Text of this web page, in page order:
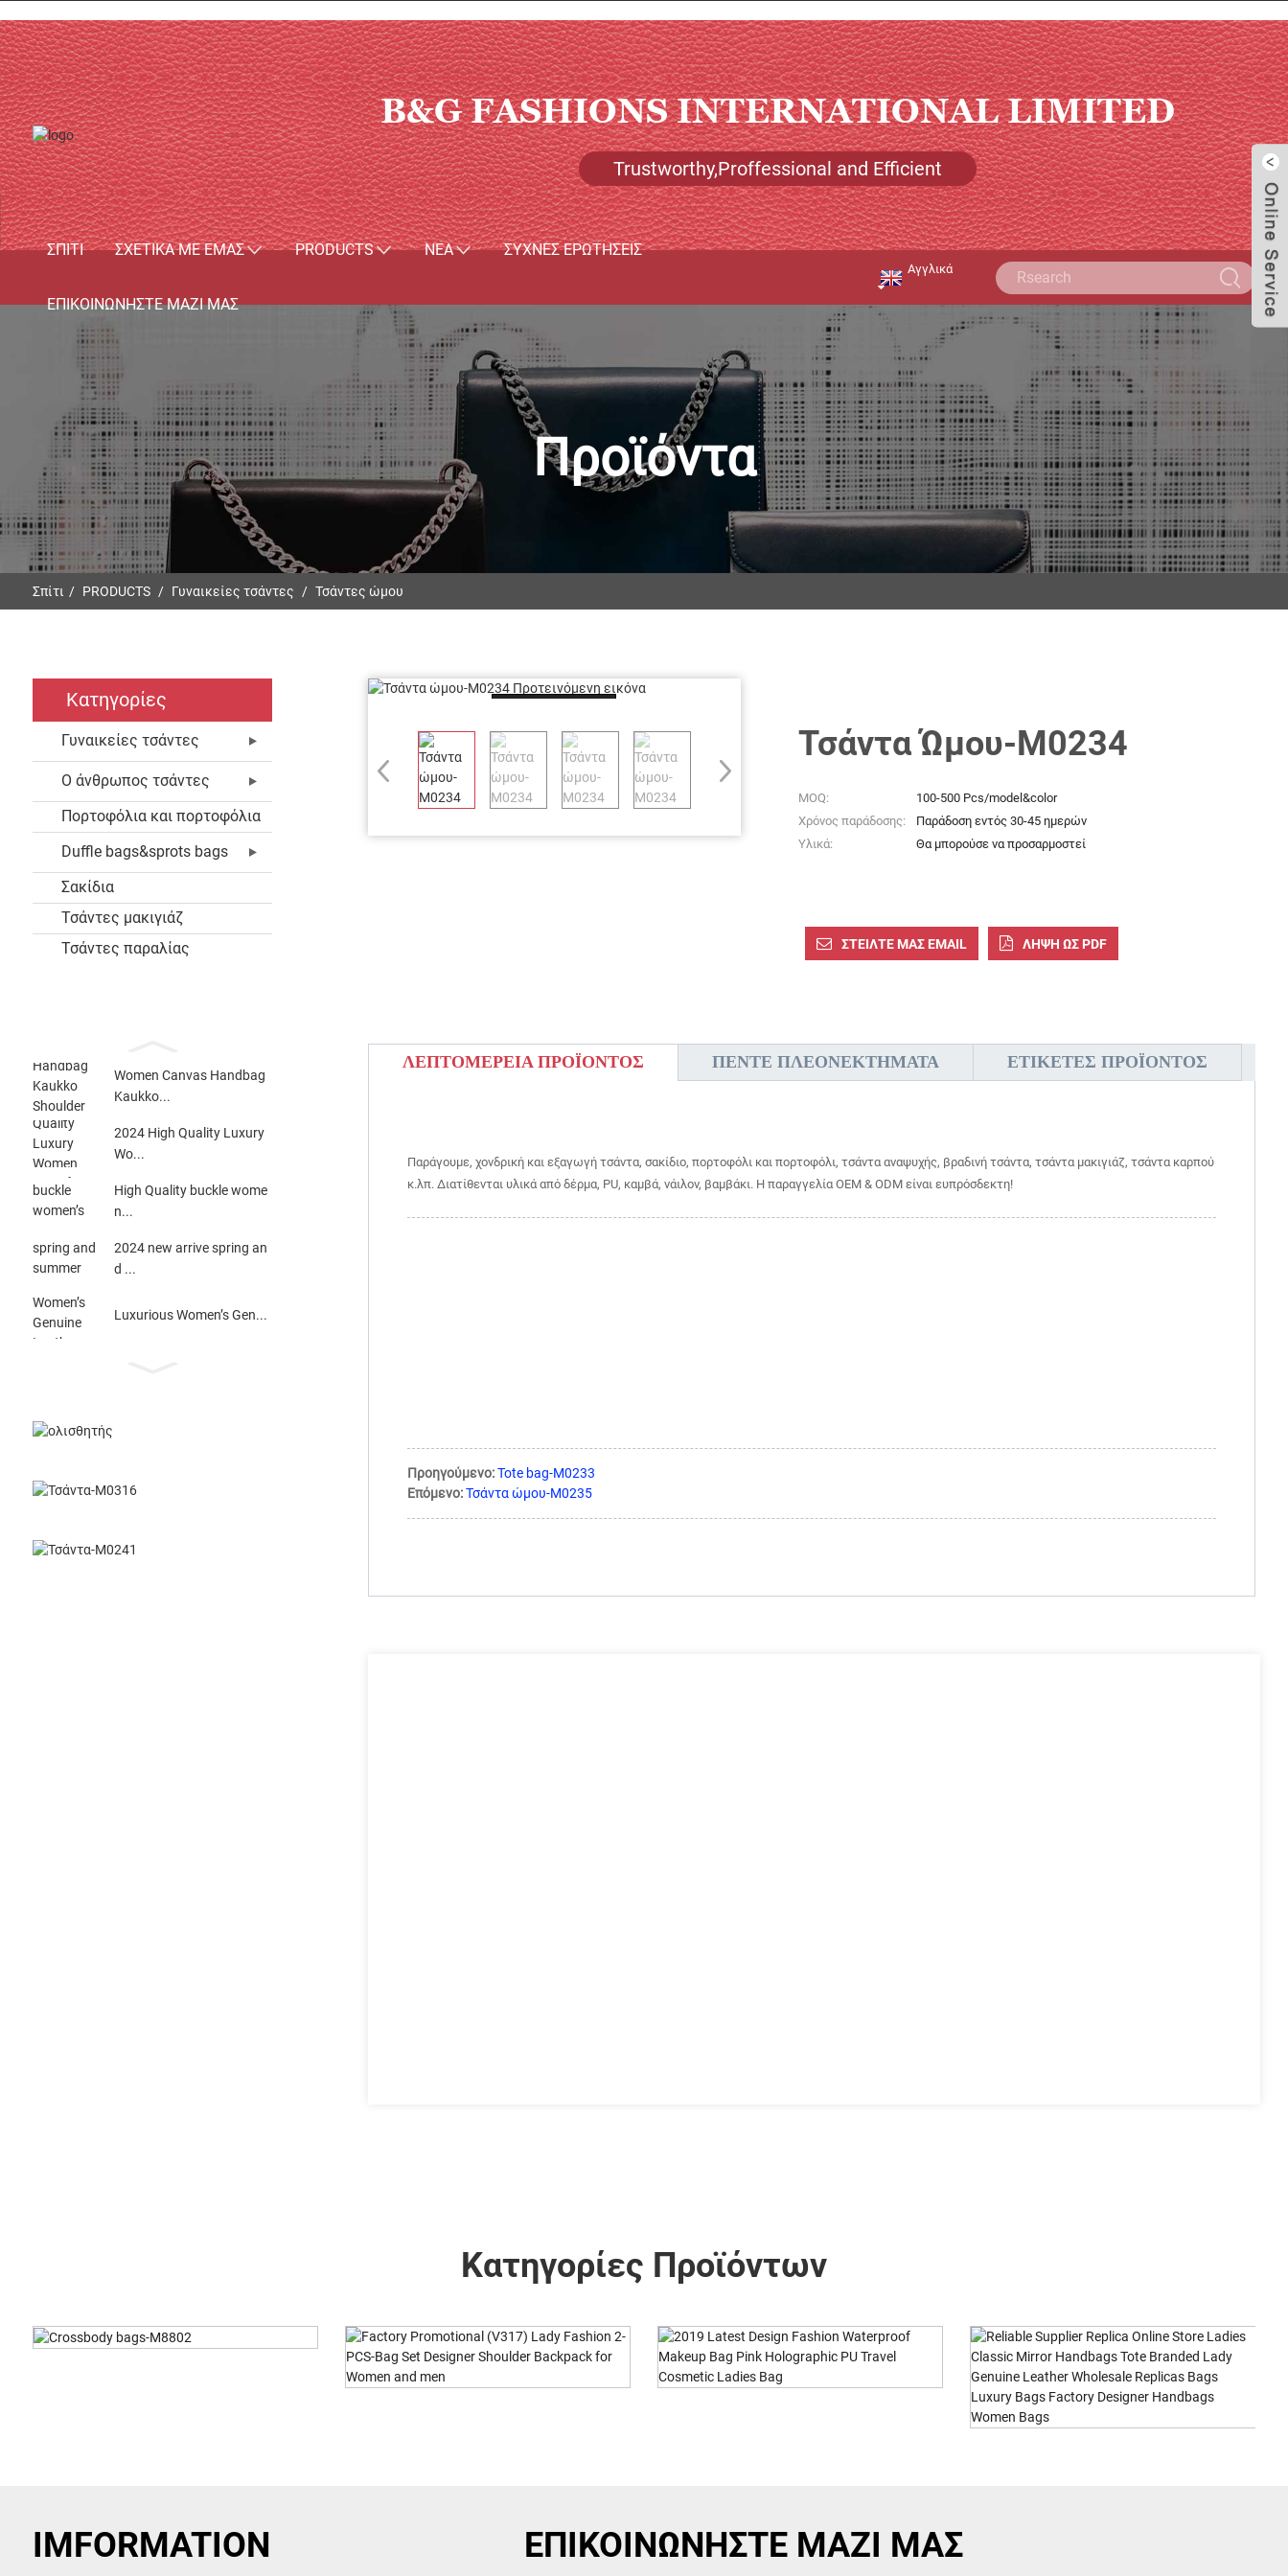
B&G FASHIONS INTERNATIONAL LIMITED
Trustworthy,Proffessional and Efficient
ΣΠΊΤΙ ΣΧΕΤΙΚΆ ΜΕ ΕΜΆΣ PRODUCTS ΝΈΑ ΣΥΧΝΈΣ ΕΡΩΤΉΣΕΙΣ
ΕΠΙΚΟΙΝΩΝΉΣΤΕ ΜΑΖΊ ΜΑΣ
Αγγλικά
Προϊόντα
Σπίτι PRODUCTS Γυναικείες τσάντες Τσάντες ώμου
Κατηγορίες
Γυναικείες τσάντες
Ο άνθρωπος τσάντες
Πορτοφόλια και πορτοφόλια
Duffle bags&sprots bags
Σακίδια
Τσάντες μακιγιάζ
Τσάντες παραλίας
Women Canvas Handbag
Kaukko...
2024 High Quality Luxury
Wo...
High Quality buckle wome
n...
2024 new arrive spring an
d ...
Luxurious Women’s Gen...
Τσάντα Ώμου-M0234
MOQ:
100-500 Pcs/model&color
Χρόνος παράδοσης:
Παράδοση εντός 30-45 ημερών
Υλικά:
Θα μπορούσε να προσαρμοστεί
ΣΤΕΊΛΤΕ ΜΑΣ EMAIL ΛΉΨΗ ΩΣ PDF
ΛΕΠΤΟΜΈΡΕΙΑ ΠΡΟΪΌΝΤΟΣ ΠΈΝΤΕ ΠΛΕΟΝΕΚΤΉΜΑΤΑ ΕΤΙΚΈΤΕΣ ΠΡΟΪΌΝΤΟΣ
Παράγουμε, χονδρική και εξαγωγή τσάντα, σακίδιο, πορτοφόλι και πορτοφόλι, τσάντα αναψυχής, βραδινή τσάντα, τσάντα μακιγιάζ, τσάντα καρπού
κ.λπ. Διατίθενται υλικά από δέρμα, PU, ​​καμβά, νάιλον, βαμβάκι. Η παραγγελία OEM & ODM είναι ευπρόσδεκτη!
Προηγούμενο:Tote bag-M0233
Επόμενο:Τσάντα ώμου-M0235
Κατηγορίες Προϊόντων
Factory Promotional (V317) Lady
2019 Latest Design Fashion
Waterproof Makeup Ba...
Reliable Supplier Replica Online
Store Ladies C...
Reliable Supplier Extra Large Size
Travel Expan...
IMFORMATION ΕΠΙΚΟΙΝΩΝΗΣΤΕ ΜΑΖΙ ΜΑΣ